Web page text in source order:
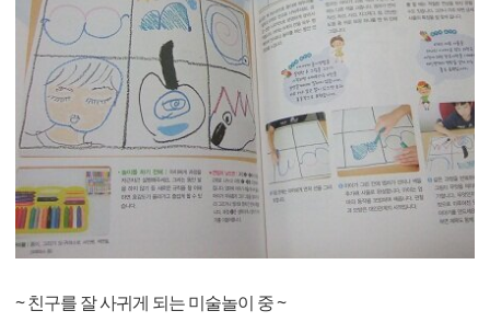
~ 친구를 잘 사귀게 되는 미술놀이 중 ~